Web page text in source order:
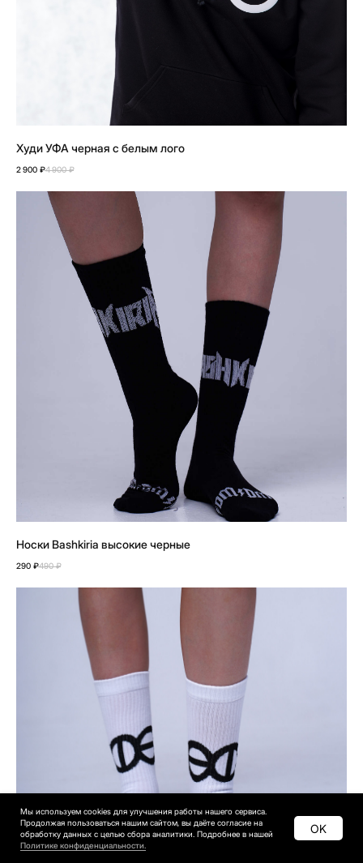
Худи УФА черная с белым лого
2 900 ₽4 900 ₽
Носки Bashkiria высокие черные
290 ₽490 ₽
Политика конфиденциальности
Мы используем cookies для улучшения работы нашего сервиса.
Продолжая пользоваться нашим сайтом, вы даёте согласие на
обработку данных с целью сбора аналитики. Подробнее в нашей
Политике конфиденциальности.
OK